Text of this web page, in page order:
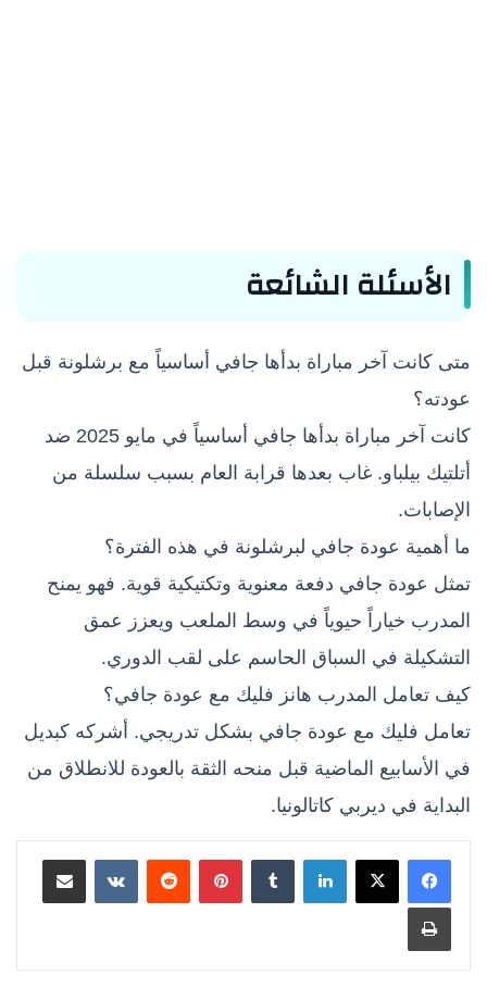
الأسئلة الشائعة
متى كانت آخر مباراة بدأها جافي أساسياً مع برشلونة قبل
عودته؟
كانت آخر مباراة بدأها جافي أساسياً في مايو 2025 ضد
أتلتيك بيلباو. غاب بعدها قرابة العام بسبب سلسلة من
الإصابات.
ما أهمية عودة جافي لبرشلونة في هذه الفترة؟
تمثل عودة جافي دفعة معنوية وتكتيكية قوية. فهو يمنح
المدرب خياراً حيوياً في وسط الملعب ويعزز عمق
التشكيلة في السباق الحاسم على لقب الدوري.
كيف تعامل المدرب هانز فليك مع عودة جافي؟
تعامل فليك مع عودة جافي بشكل تدريجي. أشركه كبديل
في الأسابيع الماضية قبل منحه الثقة بالعودة للانطلاق من
البداية في ديربي كاتالونيا.
لينكدإن بينتيريست مشاركة عبر البريد
طباعة